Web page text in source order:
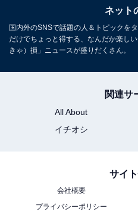
ネット
国内外のSNSで話題の人＆トピックを
だけでちょっと得する、なんだか楽し
きゃ）損」ニュースが盛りだくさん。
関連サ
All About
イチオシ
サイ
会社概要
プライバシーポリシー